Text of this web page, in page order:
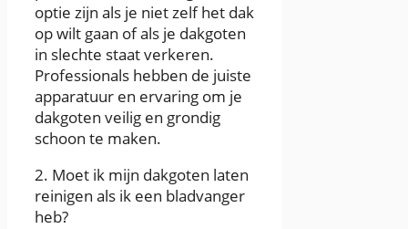
optie zijn als je niet zelf het dak
op wilt gaan of als je dakgoten
in slechte staat verkeren.
Professionals hebben de juiste
apparatuur en ervaring om je
dakgoten veilig en grondig
schoon te maken.
2. Moet ik mijn dakgoten laten
reinigen als ik een bladvanger
heb?